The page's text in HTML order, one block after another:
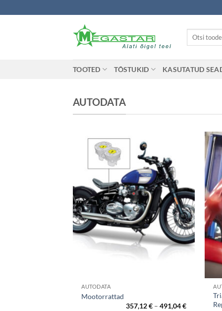
to
Otsi:
TOOTED TÕSTUKID KASUTATUD
AUTODATA
AUTODATA
Mootorrattad
357,12€ – 491,04€